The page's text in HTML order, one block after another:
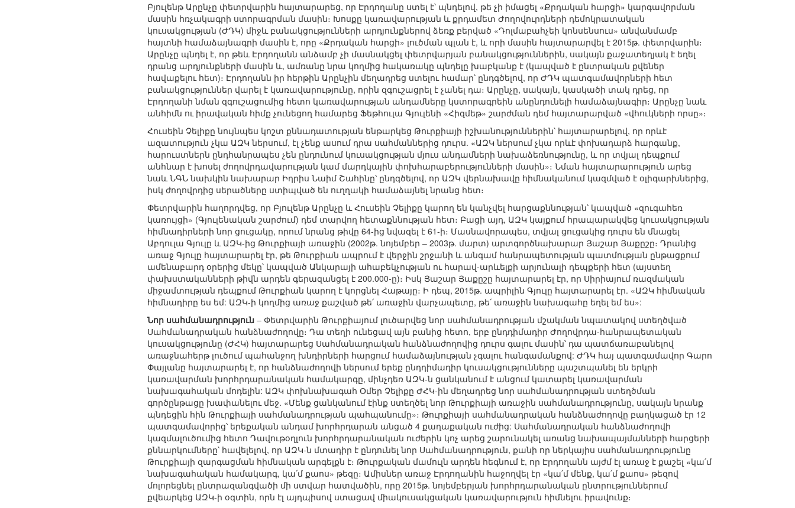
Բյուլենթ Արընչը փետրվարին հայտարարեց, որ Էրդողանը ստել է՝ պնդելով, թե չի իմացել «Քրդական հարցի» կարգավորման
մասին հռչակագրի ստորագրման մասին։ Խոսքը կառավարության և քրդամետ Ժողովուրդների դեմոկրատական
կուսակցության (ԺԴԿ) միջև բանակցությունների արդյունքներով ձեռք բերված «Դոլմաբահչեի կոնսենսուս» անվանմամբ
հայտնի համաձայնագրի մասին է, որը «Քրդական հարցի» լուծման պլան է, և որի մասին հայտարարվել է 2015թ. փետրվարին։
Արընչը պնդել է, որ թեև Էրդողանն անձամբ չի մասնակցել փետրվարյան բանակցություններին, սակայն քաջատեղյակ է եղել
դրանց արդյունքների մասին և, ամռանը նրա կողմից հակառակը պնդելը խաբկանք է (կապված է ընտրական քվեներ
հավաքելու հետ)։ Էրդողանն իր հերթին Արընչին մեղադրեց ստելու համար՝ ընդգծելով, որ ԺԴԿ պատգամավորների հետ
բանակցություններ վարել է կառավարությունը, որին զգուշացրել է չանել դա։ Արընչը, սակայն, կասկածի տակ դրեց, որ
Էրդողանի նման զգուշացումից հետո կառավարության անդամները կստորագրեին անընդունելի համաձայնագիր։ Արընչը նաև
անհիմն ու իրավական հիմք չունեցող համարեց Ֆեթհուլա Գյուլենի «Հիզմեթ» շարժման դեմ հայտարարված «վհուկների որսը»։
Հուսեին Չելիքը նույնպես կոշտ քննադատության ենթարկեց Թուրքիայի իշխանություններին՝ հայտարարելով, որ որևէ
ազատություն չկա ԱԶԿ ներսում, էլ չենք ասում դրա սահմաններից դուրս. «ԱԶԿ ներսում չկա որևէ փոխադարձ հարգանք,
հարուստներն ընդհանրապես չեն ընդունում կուսակցության մյուս անդամների նախաձեռնությունը, և որ տվյալ դեպքում
անհնար է խոսել ժողովրդավարության կամ մարդկային փոխհարաբերությունների մասին»։ Նման հայտարարություն արեց
նաև ՆԳՆ նախկին նախարար Իդրիս Նաիմ Շահինը՝ ընդգծելով, որ ԱԶԿ վերնախավը հիմնականում կազմված է օլիգարխներից,
իսկ ժողովրդից սերածները ստիպված են ուղղակի համաձայնել նրանց հետ։
Փետրվարին հաղորդվեց, որ Բյուլենթ Արընչը և Հուսեին Չելիքը կարող են կանչվել հարցաքննության՝ կապված «զուգահեռ
կառույցի» (Գյուլենական շարժում) դեմ տարվող հետաքննության հետ։ Բացի այդ, ԱԶԿ կայքում հրապարակվեց կուսակցության
հիմնադիրների նոր ցուցակը, որում նրանց թիվը 64-ից նվազել է 61-ի։ Մասնավորապես, տվյալ ցուցակից դուրս են մնացել
Աբդուլա Գյուլը և ԱԶԿ-ից Թուրքիայի առաջին (2002թ. նոյեմբեր – 2003թ. մարտ) արտգործնախարար Յաշար Յաքըշը։ Դրանից
առաջ Գյուլը հայտարարել էր, թե Թուրքիան ապրում է վերջին շրջանի և անգամ հանրապետության պատմության ընթացքում
ամենաբարդ օրերից մեկը՝ կապված Անկարայի ահաբեկչության ու հարավ-արևելքի արյունալի դեպքերի հետ (այստեղ
փախստականների թիվն արդեն գերազանցել է 200.000-ը)։ Իսկ Յաշար Յաքըշը հայտարարել էր, որ Սիրիայում ռազմական
միջամտության դեպքում Թուրքիան կարող է կորցնել Հաթայը։ Ի դեպ, 2015թ. ապրիլին Գյուլը հայտարարել էր. «ԱԶԿ հիմնական
հիմնադիրը ես եմ: ԱԶԿ-ի կողմից առաջ քաշված թե՛ առաջին վարչապետը, թե՛ առաջին նախագահը եղել եմ ես»:
Նոր սահմանադրություն – Փետրվարին Թուրքիայում լուծարվեց նոր սահմանադրության մշակման նպատակով ստեղծված
Սահմանադրական հանձնաժողովը։ Դա տեղի ունեցավ այն բանից հետո, երբ ընդդիմադիր Ժողովրդա-հանրապետական
կուսակցությունը (ԺՀԿ) հայտարարեց Սահմանադրական հանձնաժողովից դուրս գալու մասին՝ դա պատճառաբանելով
առաջնահերթ լուծում պահանջող խնդիրների հարցում համաձայնության չգալու հանգամանքով: ԺԴԿ հայ պատգամավոր Գարո
Փայլանը հայտարարել է, որ հանձնաժողովի ներսում երեք ընդդիմադիր կուսակցությունները պաշտպանել են երկրի
կառավարման խորհրդարանական համակարգը, մինչդեռ ԱԶԿ-ն ցանկանում է անցում կատարել կառավարման
նախագահական մոդելին: ԱԶԿ փոխնախագահ Օմեր Չելիքը ԺՀԿ-ին մեղադրեց նոր սահմանադրության ստեղծման
գործընթացը խափանելու մեջ. «Մենք ցանկանում էինք ստեղծել նոր Թուրքիայի առաջին սահմանադրությունը, սակայն նրանք
պնդեցին հին Թուրքիայի սահմանադրության պահպանումը»։ Թուրքիայի սահմանադրական հանձնաժողովը բաղկացած էր 12
պատգամավորից՝ երեքական անդամ խորհրդարան անցած 4 քաղաքական ուժից: Սահմանադրական հանձնաժողովի
կազմալուծումից հետո Դավութօղլուն խորհրդարանական ուժերին կոչ արեց շարունակել առանց նախապայմանների հարցերի
քննարկումները՝ հավելելով, որ ԱԶԿ-ն մտադիր է ընդունել նոր Սահմանադրություն, քանի որ ներկայիս սահմանադրությունը
Թուրքիայի զարգացման հիմնական արգելքն է։ Թուրքական մամուլն արդեն հեգնում է, որ Էրդողանն այժմ էլ առաջ է քաշել «կա՛մ
նախագահական համակարգ, կա՛մ քաոս» թեզը։ Ամիսներ առաջ Էրդողանին հաջողվել էր «կա՛մ մենք, կա՛մ քաոս» թեզով
մոլորեցնել ընտրազանգվածի մի ստվար հատվածին, որը 2015թ. նոյեմբերյան խորհրդարանական ընտրություններում
քվեարկեց ԱԶԿ-ի օգտին, որն էլ այդպիսով ստացավ միակուսակցական կառավարություն հիմնելու իրավունք։